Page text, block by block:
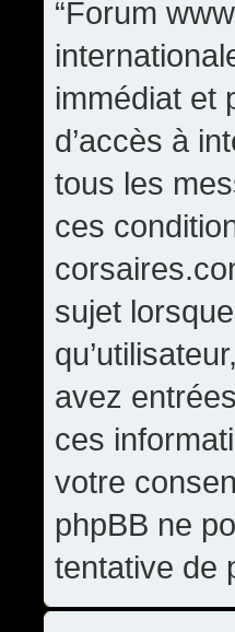
“Forum
immédiat et
d’accès à
tous les
ces
sujet
avez
ces
votre
phpBB ne
tentative de